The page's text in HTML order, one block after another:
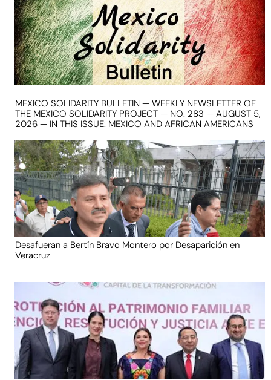
MEXICO SOLIDARITY BULLETIN — WEEKLY NEWSLETTER OF
THE MEXICO SOLIDARITY PROJECT — NO. 283 — AUGUST 5,
2026 — IN THIS ISSUE: MEXICO AND AFRICAN AMERICANS
Desafueran a Bertín Bravo Montero por Desaparición en
Veracruz